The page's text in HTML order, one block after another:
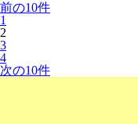
前の10件
1
2
3
4
次の10件